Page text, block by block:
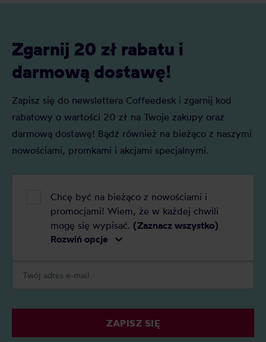
Zgarnij 20 zł rabatu i
darmową dostawę!
Zapisz się do newslettera Coffeedesk i zgarnij kod
rabatowy o wartości 20 zł na Twoje zakupy oraz
darmową dostawę! Bądź również na bieżąco z naszymi
nowościami, promkami i akcjami specjalnymi.
Chcę być na bieżąco z nowościami i
promocjami! Wiem, że w każdej chwili
mogę się wypisać. (Zaznacz wszystko)
Rozwiń opcje
ZAPISZ SIĘ